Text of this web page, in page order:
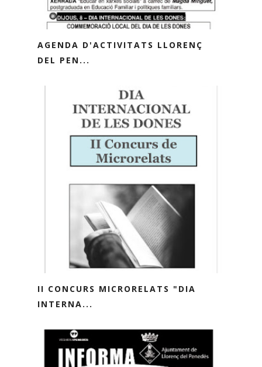
AGENDA D'ACTIVITATS LLORENÇ
DEL PEN...
II CONCURS MICRORELATS "DIA
INTERNA...